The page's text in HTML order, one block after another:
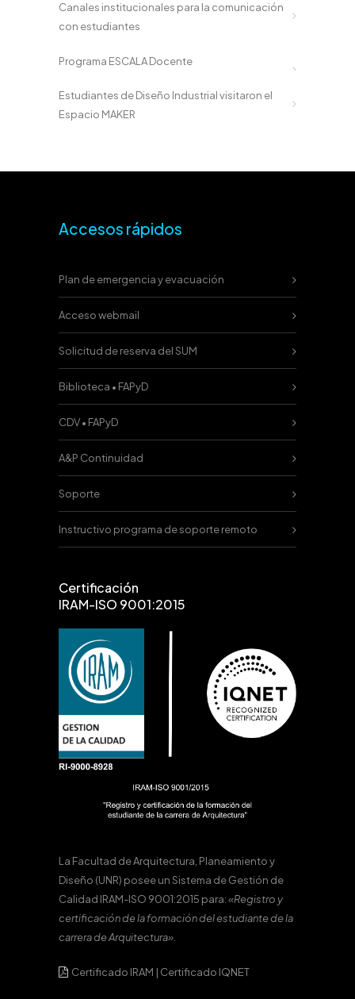
Canales institucionales para la comunicación
con estudiantes
Programa ESCALA Docente
Estudiantes de Diseño Industrial visitaron el
Espacio MAKER
Accesos rápidos
Plan de emergencia y evacuación
Acceso webmail
Solicitud de reserva del SUM
Biblioteca • FAPyD
CDV • FAPyD
A&P Continuidad
Soporte
Instructivo programa de soporte remoto
Certificación
IRAM-ISO 9001:2015
La Facultad de Arquitectura, Planeamiento y
Diseño (UNR) posee un Sistema de Gestión de
Calidad IRAM-ISO 9001:2015 para:«Registro y
certificación de la formación del estudiante de la
carrera de Arquitectura».
Certificado IRAM | Certificado IQNET